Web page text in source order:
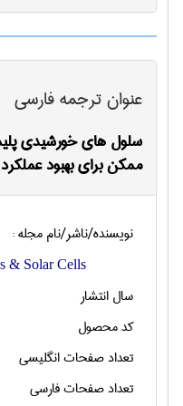
عنوان ترجمه فارسی
سلول های خورشیدی
ممکن برای بهبود عملکرد
نویسنده/ناشر/نام مجله :
& Solar Cells
سال انتشار
کد محصول
تعداد صفحات انگليسی
تعداد صفحات فارسی